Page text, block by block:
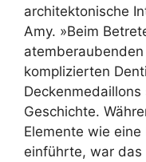
architektonische
Amy. »Beim
komplizierten
Geschichte.
Elemente wie
einführte, war das